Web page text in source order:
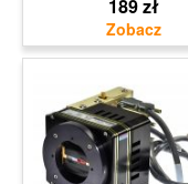
189 zł